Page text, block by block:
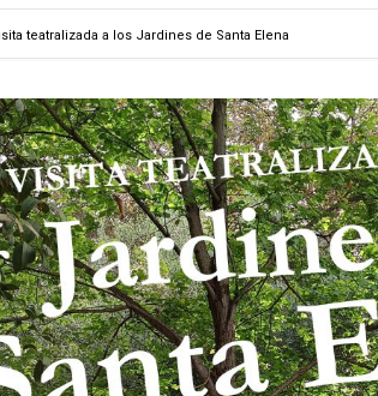
teatralizada a los Jardines de Santa Elena